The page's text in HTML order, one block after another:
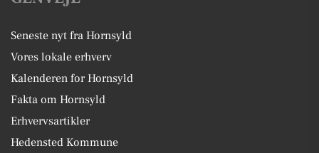
Seneste nyt fra Hornsyld
Vores lokale erhverv
Kalenderen for Hornsyld
Fakta om Hornsyld
Erhvervsartikler
Hedensted Kommune